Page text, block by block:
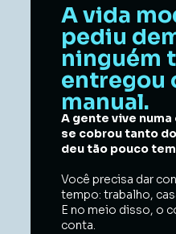
A vida
pediu
ninguém
entregou
manual.
A gente vive
se cobrou tanto
deu tão pouco
Você precisa dar
tempo: trabalho,
E no meio disso, o
conta.